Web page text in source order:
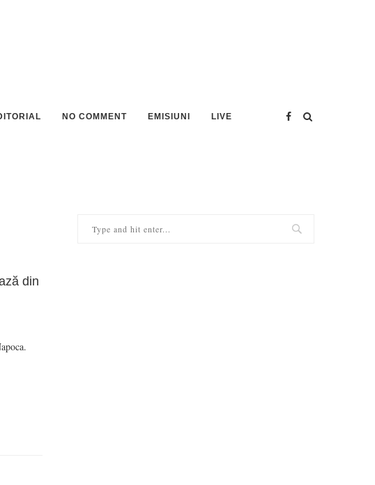
NO COMMENT EMISIUNI LIVE
din